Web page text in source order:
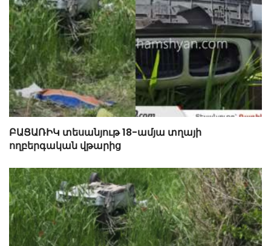
ԲԱՑԱՌԻԿ տեսանյութ 18-ամյա տղայի
ողբերգական վթարից